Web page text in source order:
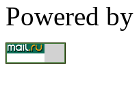
Powered by